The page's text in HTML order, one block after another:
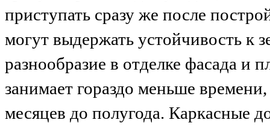
приступать сразу же после
могут выдержать устойчивость к
разнообразие в отделке фасада и
занимает гораздо меньше
месяцев до полугода. Каркасные